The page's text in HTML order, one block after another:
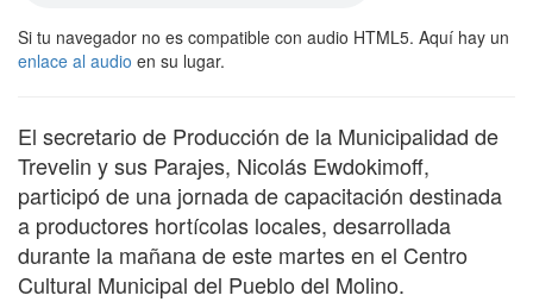
Si tu navegador no es compatible con audio HTML5. Aquí hay un
enlace al audio en su lugar.
El secretario de Producción de la Municipalidad de
Trevelin y sus Parajes, Nicolás Ewdokimoff,
participó de una jornada de capacitación destinada
a productores hortícolas locales, desarrollada
durante la mañana de este martes en el Centro
Cultural Municipal del Pueblo del Molino.